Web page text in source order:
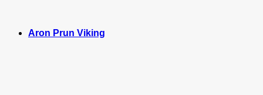
Aron Prun Viking